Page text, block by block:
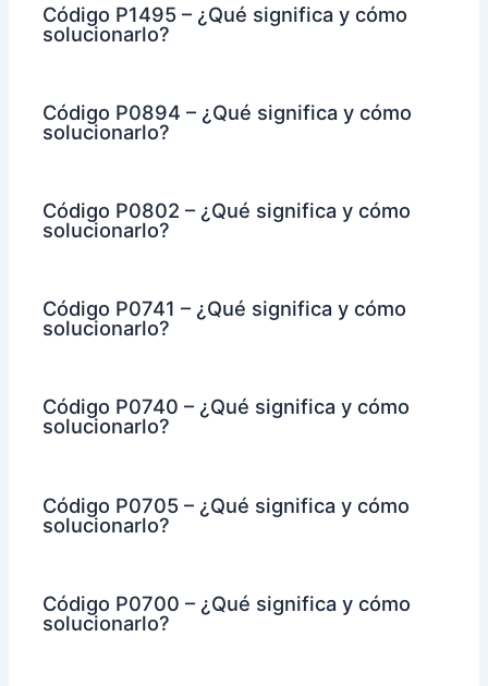
Código P1495 – ¿Qué significa y cómo
solucionarlo?
Código P0894 – ¿Qué significa y cómo
solucionarlo?
Código P0802 – ¿Qué significa y cómo
solucionarlo?
Código P0741 – ¿Qué significa y cómo
solucionarlo?
Código P0740 – ¿Qué significa y cómo
solucionarlo?
Código P0705 – ¿Qué significa y cómo
solucionarlo?
Código P0700 – ¿Qué significa y cómo
solucionarlo?